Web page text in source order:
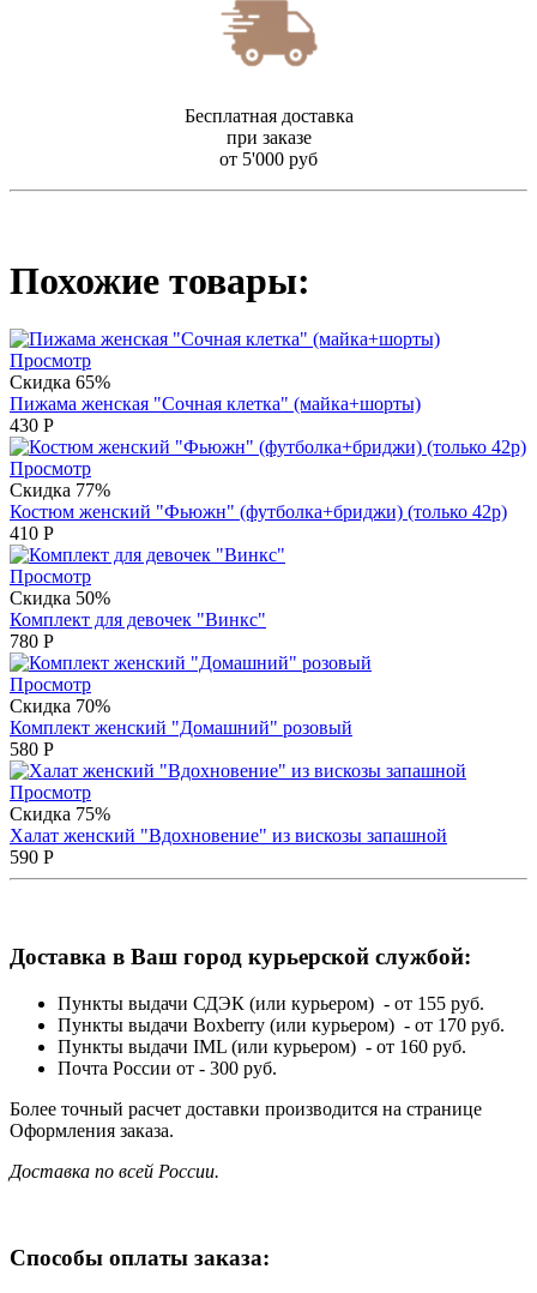
Бесплатная доставка
при заказе
от 5'000 руб
Похожие товары:
Просмотр
Скидка 65%
Пижама женская "Сочная клетка" (майка+шорты)
430 Р
Просмотр
Скидка 77%
Костюм женский "Фьюжн" (футболка+бриджи) (только 42р)
410 Р
Просмотр
Скидка 50%
Комплект для девочек "Винкс"
780 Р
Просмотр
Скидка 70%
Комплект женский "Домашний" розовый
580 Р
Просмотр
Скидка 75%
Халат женский "Вдохновение" из вискозы запашной
590 Р
Доставка в Ваш город курьерской службой:
Пункты выдачи СДЭК (или курьером) - от 155 руб.
Пункты выдачи Boxberry (или курьером) - от 170 руб.
Пункты выдачи IML (или курьером) - от 160 руб.
Почта России от - 300 руб.
Более точный расчет доставки производится на странице
Оформления заказа.
Доставка по всей России.
Способы оплаты заказа: